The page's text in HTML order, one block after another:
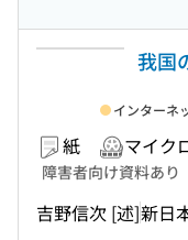
我国
紙 マイク
障害者向け資料あり
吉野信次 [述]新日
インターネ